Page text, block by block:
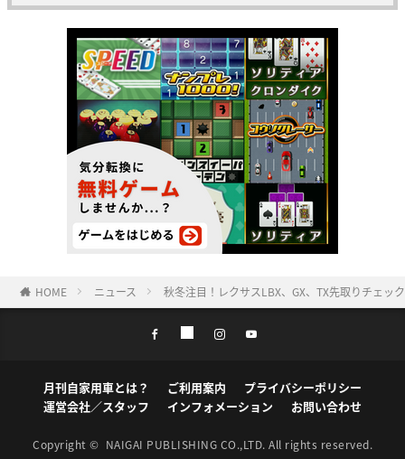
HOME ニュース 秋冬注目！レクサスLBX、GX、TX先取りチェッ
月刊自家用車とは？ ご利用案内
プライバシーポリシー
運営会社／スタッフ
インフォメーション お問い合わせ
Copyright © NAIGAI PUBLISHING CO.,LTD. All rights reserved.